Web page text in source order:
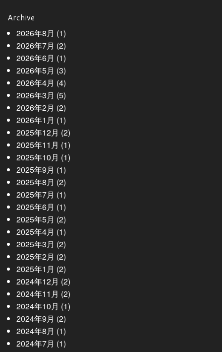
Archive
2026年8月 (1)
2026年7月 (2)
2026年6月 (1)
2026年5月 (3)
2026年4月 (4)
2026年3月 (5)
2026年2月 (2)
2026年1月 (1)
2025年12月 (2)
2025年11月 (1)
2025年10月 (1)
2025年9月 (1)
2025年8月 (2)
2025年7月 (1)
2025年6月 (1)
2025年5月 (2)
2025年4月 (1)
2025年3月 (2)
2025年2月 (2)
2025年1月 (2)
2024年12月 (2)
2024年11月 (2)
2024年10月 (1)
2024年9月 (2)
2024年8月 (1)
2024年7月 (1)